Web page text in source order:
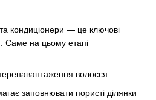
кондиціонери — це ключові
Саме на цьому етапі
волосся.
заповнювати пористі ділянки